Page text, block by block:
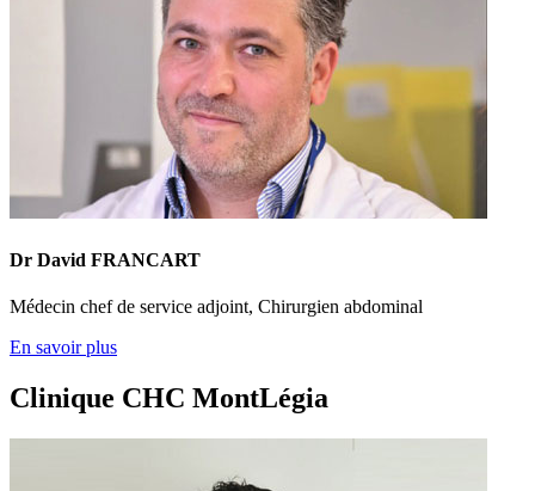
Dr David FRANCART
Médecin chef de service adjoint, Chirurgien abdominal
En savoir plus
Clinique CHC MontLégia